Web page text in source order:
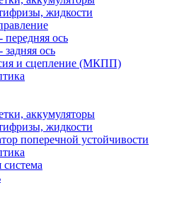
жидкости
передняя ось
задняя ось
и сцепление (МКПП)
аккумуляторы
жидкости
поперечной устойчивости
система